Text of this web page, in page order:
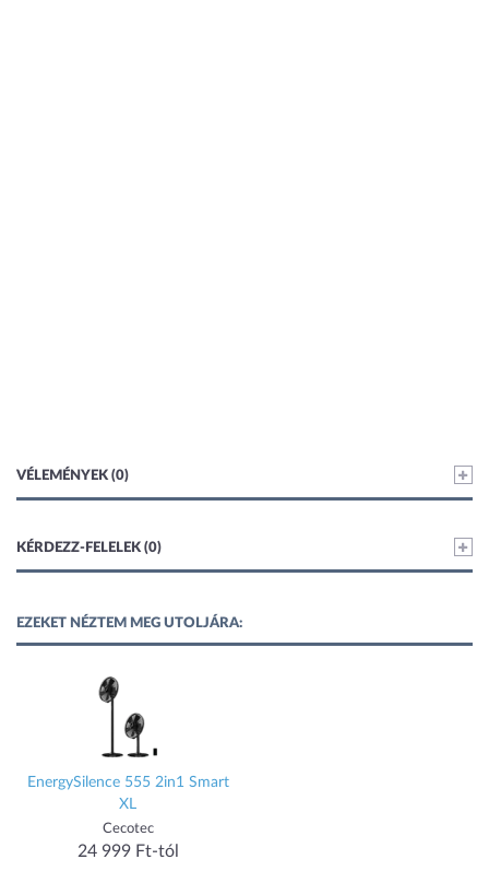
VÉLEMÉNYEK (0)
KÉRDEZZ-FELELEK (0)
EZEKET NÉZTEM MEG UTOLJÁRA:
EnergySilence 555 2in1 Smart
XL
Cecotec
24 999 Ft-tól